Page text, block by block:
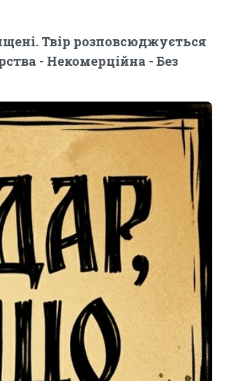
Твір розповсюджується
- Некомерційна - Без